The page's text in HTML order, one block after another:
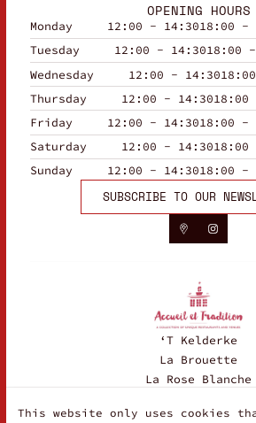
OPENING HOURS
Monday 12:00 - 14:3018:00 -
Tuesday
12:00 - 14:3018:00
Wednesday
12:00 - 14:30
Thursday
12:00 - 14:3018:00
Friday
12:00 - 14:3018:00 -
Saturday
12:00 - 14:3018:00
Sunday
12:00 - 14:3018:00 -
SUBSCRIBE TO OUR
‘T Kelderke
La Brouette
La Rose Blanche
This website only uses cookies